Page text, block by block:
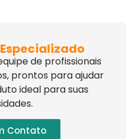
de profissionais
prontos para ajudar
ideal para suas
Contato